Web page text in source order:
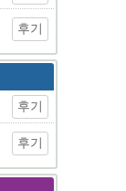
후기
후기
후기